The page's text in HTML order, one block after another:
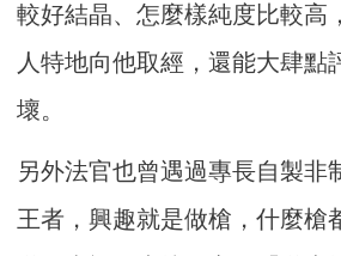
較好結晶、怎麼樣純度比較高
人特地向他取經，還能大肆點
壞。
另外法官也曾遇過專長自製非
王者，興趣就是做槍，什麼槍